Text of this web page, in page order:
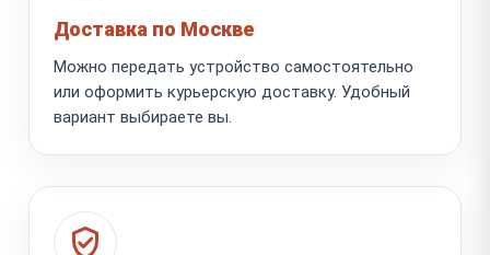
Доставка по Москве
Можно передать устройство самостоятельно
или оформить курьерскую доставку. Удобный
вариант выбираете вы.